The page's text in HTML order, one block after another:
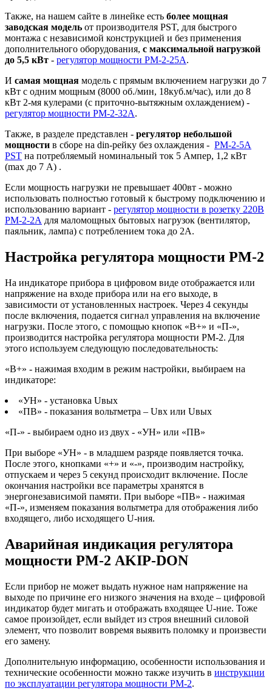
Также, на нашем сайте в линейке есть более мощная
заводская модель от производителя PST, для быстрого
монтажа с независимой конструкцией и без применения
дополнительного оборудования, с максимальной нагрузкой
до 5,5 кВт - регулятор мощности РМ-2-25А.
И самая мощная модель с прямым включением нагрузки до 7
кВт с одним мощным (8000 об./мин, 18куб.м/час), или до 8
кВт 2-мя кулерами (с приточно-вытяжным охлаждением) -
регулятор мощности РМ-2-32А.
Также, в разделе представлен - регулятор небольшой
мощности в сборе на din-рейку без охлаждения - РМ-2-5А
PST на потребляемый номинальный ток 5 Ампер, 1,2 кВт
(max до 7 А) .
Если мощность нагрузки не превышает 400вт - можно
использовать полностью готовый к быстрому подключению и
использованию вариант - регулятор мощности в розетку 220В
РМ-2-2А для маломощных бытовых нагрузок (вентилятор,
паяльник, лампа) с потреблением тока до 2А.
Настройка регулятора мощности РМ-2
На индикаторе прибора в цифровом виде отображается или
напряжение на входе прибора или на его выходе, в
зависимости от установленных настроек. Через 4 секунды
после включения, подается сигнал управления на включение
нагрузки. После этого, с помощью кнопок «В+» и «П-»,
производится настройка регулятора мощности РМ-2. Для
этого используем следующую последовательность:
«В+» - нажимая входим в режим настройки, выбираем на
индикаторе:
«УН» - установка Uвых
«ПВ» - показания вольтметра – Uвх или Uвых
«П-» - выбираем одно из двух - «УН» или «ПВ»
При выборе «УН» - в младшем разряде появляется точка.
После этого, кнопками «+» и «-», производим настройку,
отпускаем и через 5 секунд происходит включение. После
окончания настройки все параметры хранятся в
энергонезависимой памяти. При выборе «ПВ» - нажимая
«П-», изменяем показания вольтметра для отображения либо
входящего, либо исходящего U-ния.
Аварийная индикация регулятора
мощности РМ-2 AKIP-DON
Если прибор не может выдать нужное нам напряжение на
выходе по причине его низкого значения на входе – цифровой
индикатор будет мигать и отображать входящее U-ние. Тоже
самое произойдет, если выйдет из строя внешний силовой
элемент, что позволит вовремя выявить поломку и произвести
его замену.
Дополнительную информацию, особенности использования и
технические особенности можно также изучить в инструкции
по эксплуатации регулятора мощности РМ-2.